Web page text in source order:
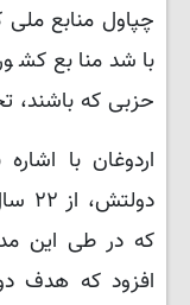
چپاول منابع ملی
باشد منابع
حزبی که باشند،
اردوغان با
که در طی این
افزود که هدف